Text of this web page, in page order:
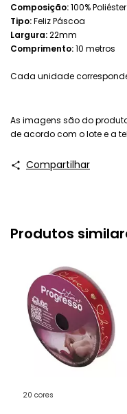
Composição:100% Poliéster
Tipo:Feliz Páscoa
Largura:22mm
Comprimento:10 metros
Cada unidade
As imagens são do
de acordo com o lote e a
Compartilhar
Produtos
20 cores